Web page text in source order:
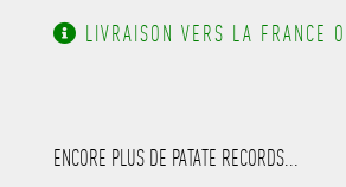
LIVRAISON VERS LA FRANCE
ENCORE PLUS DE PATATE RECORDS...